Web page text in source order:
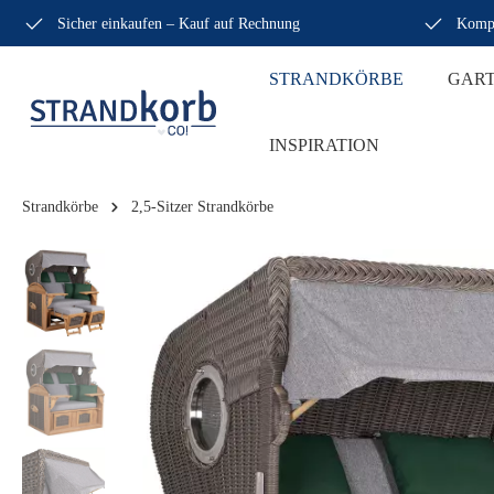
Sicher einkaufen – Kauf auf Rechnung
STRANDKÖRBE
INSPIRATION
Strandkörbe 2,5-Sitzer Strandkörbe